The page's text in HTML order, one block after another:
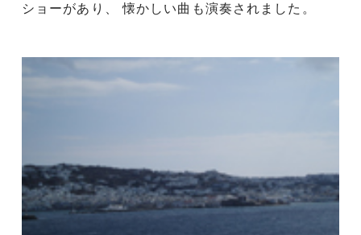
ショーがあり、 懐かしい曲も演奏されました。